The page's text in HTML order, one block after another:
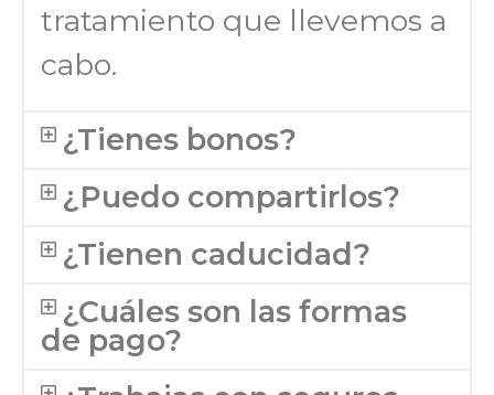
tratamiento que llevemos a
cabo.
¿Tienes bonos?
¿Puedo compartirlos?
¿Tienen caducidad?
¿Cuáles son las formas
de pago?